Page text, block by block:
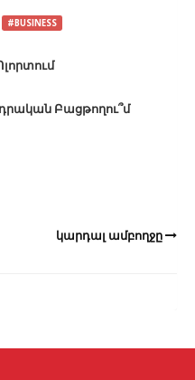
#BUSINESS
Բացթողու՞մ
կարդալ ամբողջը